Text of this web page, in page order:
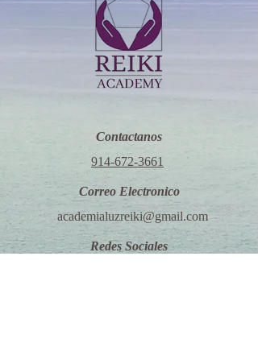
Contactanos
914-672-3661
Correo Electronico
academialuzreiki@gmail.com
Redes Sociales